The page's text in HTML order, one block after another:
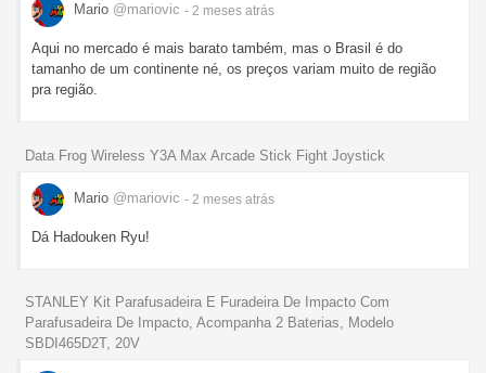
Mario @mariovic - 2 meses atrás
Aqui no mercado é mais barato também, mas o Brasil é do
tamanho de um continente né, os preços variam muito de região
pra região.
Data Frog Wireless Y3A Max Arcade Stick Fight Joystick
Mario @mariovic - 2 meses atrás
Dá Hadouken Ryu!
STANLEY Kit Parafusadeira E Furadeira De Impacto Com
Parafusadeira De Impacto, Acompanha 2 Baterias, Modelo
SBDI465D2T, 20V